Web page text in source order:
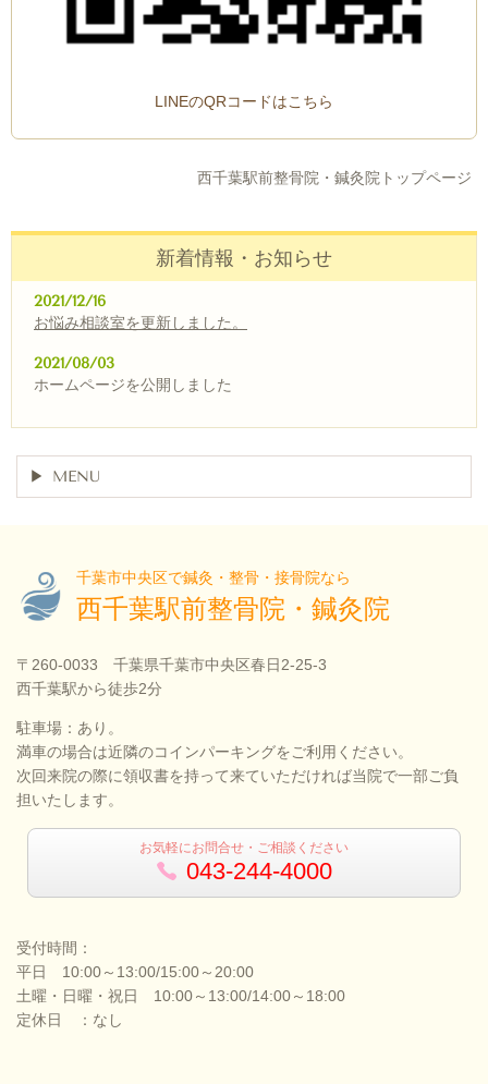
LINEのQRコードはこちら
西千葉駅前整骨院・鍼灸院トップページ
新着情報・お知らせ
2021/12/16
お悩み相談室を更新しました。
2021/08/03
ホームページを公開しました
MENU
千葉市中央区で鍼灸・整骨・接骨院なら
西千葉駅前整骨院・鍼灸院
〒260-0033 千葉県千葉市中央区春日2-25-3
西千葉駅から徒歩2分
駐車場：あり。
満車の場合は近隣のコインパーキングをご利用ください。
次回来院の際に領収書を持って来ていただければ当院で一部ご負
担いたします。
お気軽にお問合せ・ご相談ください
043-244-4000
受付時間：
平日 10:00～13:00/15:00～20:00
土曜・日曜・祝日 10:00～13:00/14:00～18:00
定休日 ：なし